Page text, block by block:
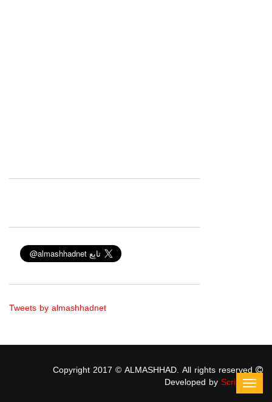
Tweets by almashhadnet
Copyright 2017 © ALMASHHAD. All rights reserved
Developed byScriptStars